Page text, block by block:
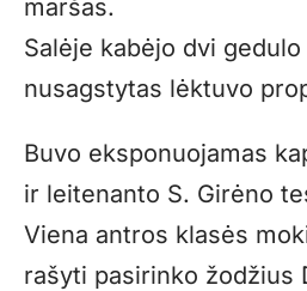
maršas.
Salėje kabėjo dvi
nusagstytas lėktuvo
Buvo eksponuojamas
ir leitenanto S. Girėno
Viena antros klasės
rašyti pasirinko žodžius